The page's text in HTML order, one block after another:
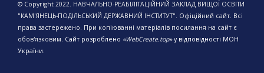
© Copyright 2022. НАВЧАЛЬНО-РЕАБІЛІТАЦІЙНИЙ ЗАКЛАД ВИЩОЇ ОСВІТИ
"КАМ'ЯНЕЦЬ-ПОДІЛЬСЬКИЙ ДЕРЖАВНИЙ ІНСТИТУТ". Офіційний сайт. Всі
права застережено. При копіюванні матеріалів посилання на сайт є
обов'язковим. Сайт розроблено «WebCreate.top»у відповідності МОН
України.